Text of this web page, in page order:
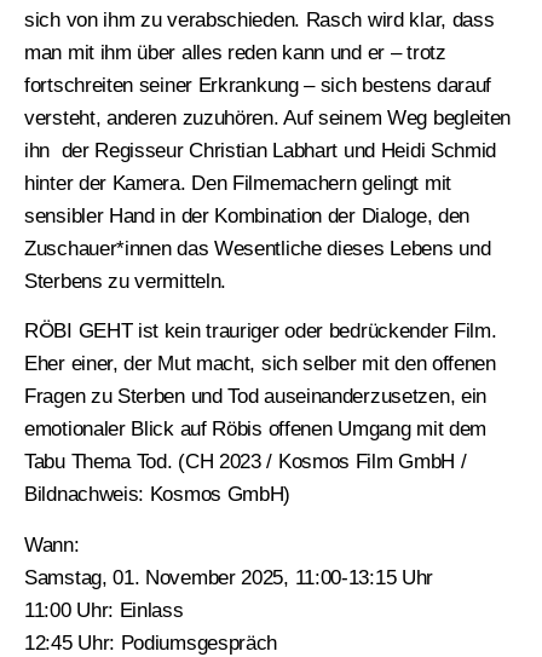
sich von ihm zu verabschieden. Rasch wird klar, dass
man mit ihm über alles reden kann und er – trotz
fortschreiten seiner Erkrankung – sich bestens darauf
versteht, anderen zuzuhören. Auf seinem Weg begleiten
ihn der Regisseur Christian Labhart und Heidi Schmid
hinter der Kamera. Den Filmemachern gelingt mit
sensibler Hand in der Kombination der Dialoge, den
Zuschauer*innen das Wesentliche dieses Lebens und
Sterbens zu vermitteln.
RÖBI GEHT ist kein trauriger oder bedrückender Film.
Eher einer, der Mut macht, sich selber mit den offenen
Fragen zu Sterben und Tod auseinanderzusetzen, ein
emotionaler Blick auf Röbis offenen Umgang mit dem
Tabu Thema Tod. (CH 2023 / Kosmos Film GmbH /
Bildnachweis: Kosmos GmbH)
Wann:
Samstag, 01. November 2025, 11:00-13:15 Uhr
11:00 Uhr: Einlass
12:45 Uhr: Podiumsgespräch